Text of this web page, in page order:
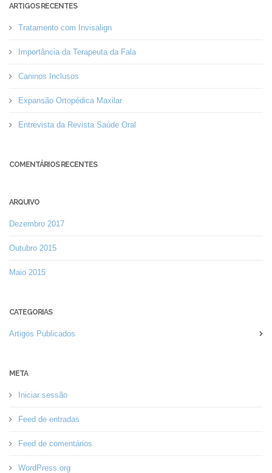
ARTIGOS RECENTES
Tratamento com Invisalign
Importância da Terapeuta da Fala
Caninos Inclusos
Expansão Ortopédica Maxilar
Entrevista da Revista Saúde Oral
COMENTÁRIOS RECENTES
ARQUIVO
Dezembro 2017
Outubro 2015
Maio 2015
CATEGORIAS
Artigos Publicados
META
Iniciar sessão
Feed de entradas
Feed de comentários
WordPress.org